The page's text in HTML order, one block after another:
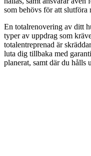
som behövs för att slutföra
En totalrenovering av ditt
typer av uppdrag som
totalentreprenad är
luta dig tillbaka med
planerat, samt där du hålls